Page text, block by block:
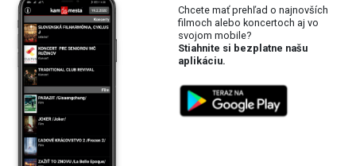
Chcete mať prehľad o najnovších
filmoch alebo koncertoch aj vo
svojom mobile?
Stiahnite si bezplatne našu
aplikáciu.